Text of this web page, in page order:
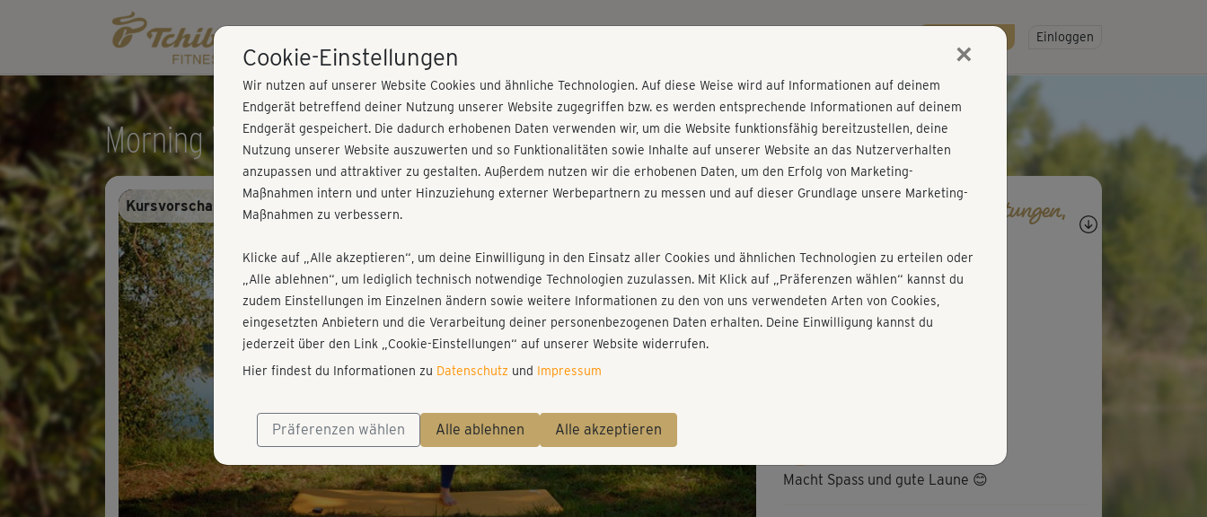
Gratis testen! Einloggen
Morning Workouts II - Beine & Po
Play
Video
Kursvorschau - Anmelden und alles trainieren!
Fragen, Antworten, Bewertungen,
A
Annabella
Wunderbar
Macht Spass und gute Laune 😊
Cookie-Einstellungen ×
Wir nutzen auf unserer Website Cookies und ähnliche Technologien. Auf diese Weise wird auf Informationen auf deinem
Endgerät betreffend deiner Nutzung unserer Website zugegriffen bzw. es werden entsprechende Informationen auf deinem
Endgerät gespeichert. Die dadurch erhobenen Daten verwenden wir, um die Website funktionsfähig bereitzustellen, deine
Nutzung unserer Website auszuwerten und so Funktionalitäten sowie Inhalte auf unserer Website an das Nutzerverhalten
anzupassen und attraktiver zu gestalten. Außerdem nutzen wir die erhobenen Daten, um den Erfolg von Marketing-
Maßnahmen intern und unter Hinzuziehung externer Werbepartnern zu messen und auf dieser Grundlage unsere Marketing-
Maßnahmen zu verbessern.
Klicke auf „Alle akzeptieren“, um deine Einwilligung in den Einsatz aller Cookies und ähnlichen Technologien zu erteilen oder
„Alle ablehnen“, um lediglich technisch notwendige Technologien zuzulassen. Mit Klick auf „Präferenzen wählen“ kannst du
zudem Einstellungen im Einzelnen ändern sowie weitere Informationen zu den von uns verwendeten Arten von Cookies,
eingesetzten Anbietern und die Verarbeitung deiner personenbezogenen Daten erhalten. Deine Einwilligung kannst du
jederzeit über den Link „Cookie-Einstellungen“ auf unserer Website widerrufen.
Hier findest du Informationen zu Datenschutz und Impressum
Präferenzen wählen Alle ablehnen Alle akzeptieren